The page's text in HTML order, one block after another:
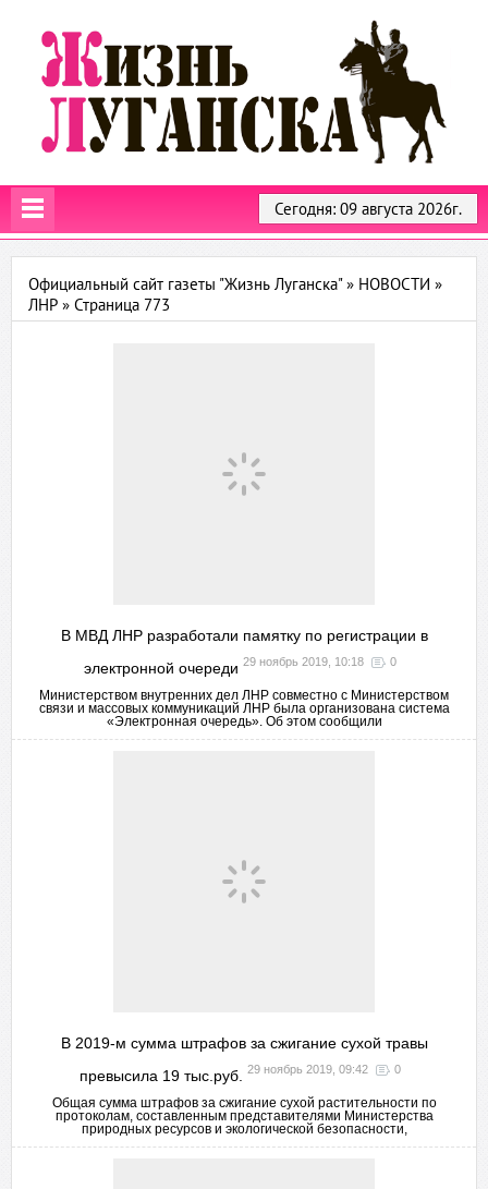
Сегодня: 09 августа 2026г.
Официальный сайт газеты "Жизнь Луганска"» НОВОСТИ »
ЛНР » Страница 773
В МВД ЛНР разработали памятку по регистрации в
электронной очереди 29 ноябрь 2019, 10:18 0
Министерством внутренних дел ЛНР совместно с Министерством
связи и массовых коммуникаций ЛНР была организована система
«Электронная очередь». Об этом сообщили
В 2019-м сумма штрафов за сжигание сухой травы
превысила 19 тыс.руб.
29 ноябрь 2019, 09:42 0
Общая сумма штрафов за сжигание сухой растительности по
протоколам, составленным представителями Министерства
природных ресурсов и экологической безопасности,